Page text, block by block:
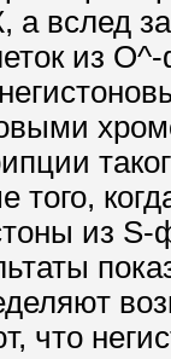
а вслед
из
из S-
что